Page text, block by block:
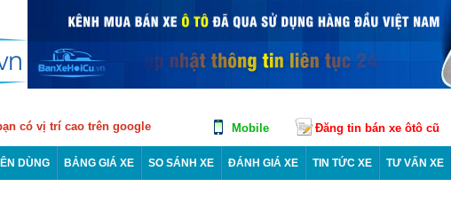
có vị trí cao trên google Mobile Đăng tin bán xe ôtô cũ
DÙNG BẢNG GIÁ XE SO SÁNH XE ĐÁNH GIÁ XE TIN TỨC XE TƯ VẤN XE